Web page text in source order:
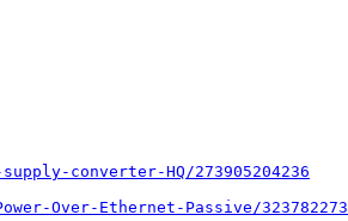
converter-HQ/273905204236
Over-Ethernet-Passive/